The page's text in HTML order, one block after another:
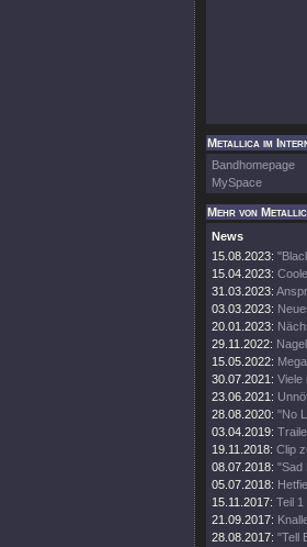
Metallica im
Bandhomepage
MySpace
Mehr von
News
15.08.2023:
15.04.2023:
31.03.2023:
03.03.2023:
20.01.2023:
29.11.2022:
15.05.2022:
30.07.2021: Viele
23.06.2021:
28.08.2020: "No
03.04.2019:
19.11.2018: Clip
08.07.2018: "Sad
05.07.2018:
15.11.2017: Teil
21.09.2017:
28.08.2017: "Tell